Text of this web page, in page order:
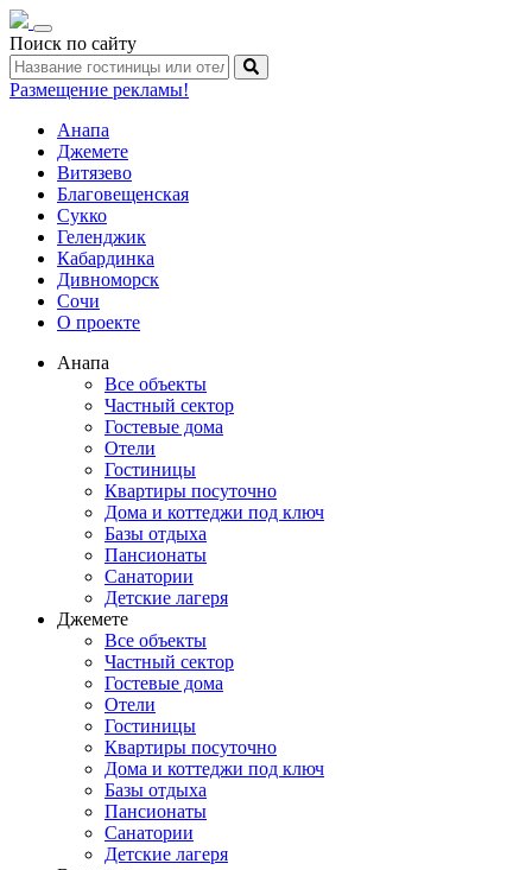
Toggle
navigation
Поиск по сайту
Размещение рекламы!
Анапа
Джемете
Витязево
Благовещенская
Сукко
Геленджик
Кабардинка
Дивноморск
Сочи
О проекте
Анапа
Все объекты
Частный сектор
Гостевые дома
Отели
Гостиницы
Квартиры посуточно
Дома и коттеджи под ключ
Базы отдыха
Пансионаты
Санатории
Детские лагеря
Джемете
Все объекты
Частный сектор
Гостевые дома
Отели
Гостиницы
Квартиры посуточно
Дома и коттеджи под ключ
Базы отдыха
Пансионаты
Санатории
Детские лагеря